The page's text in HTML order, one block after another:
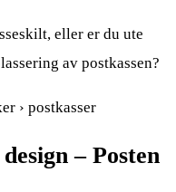
eller er du ute
av postkassen?
› postkasser
– Posten